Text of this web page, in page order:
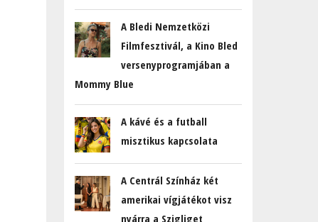
A Bledi Nemzetközi
Filmfesztivál, a Kino Bled
versenyprogramjában a
Mommy Blue
A kávé és a futball
misztikus kapcsolata
A Centrál Színház két
amerikai vígjátékot visz
nyárra a Szigliget